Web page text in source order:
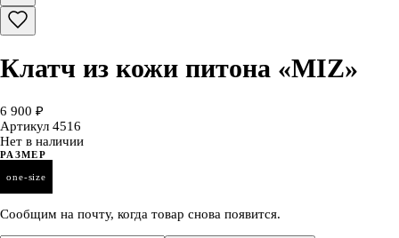
Клатч из кожи питона «MIZ»
6 900 ₽
Артикул 4516
Нет в наличии
РАЗМЕР
one-size
Сообщим на почту, когда товар снова появится.